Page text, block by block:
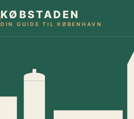
KØBSTADEN
DIN GUIDE TIL KØBENHAVN